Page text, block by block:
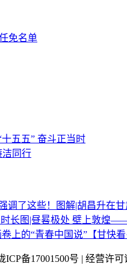
免名单
十五五” 奋斗正当时
洁同行
图解|胡昌升在
长图|昼晷极处 壁上敦煌
【甘快
备17001500号 | 经营